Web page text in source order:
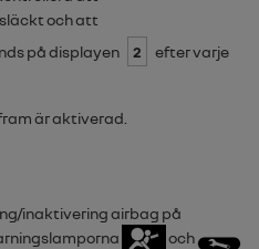
och att
på displayen 2
efter varje
är aktiverad.
inaktiveringairbag på
och